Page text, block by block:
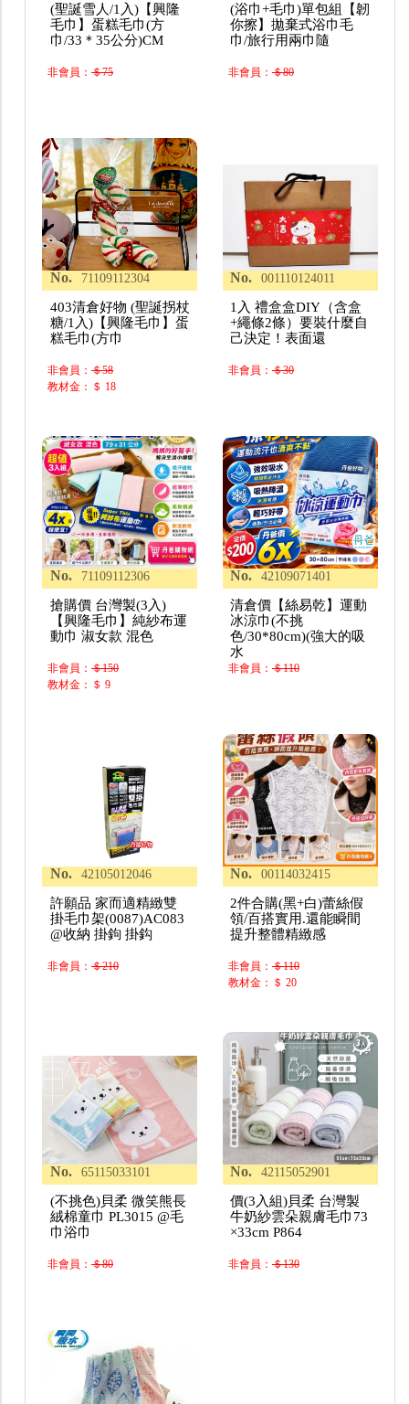
(聖誕雪人/1入)【興隆
毛巾】蛋糕毛巾(方
巾/33＊35公分)CM
非會員：＄75
(浴巾+毛巾)單包組【韌
你擦】拋棄式浴巾毛
巾/旅行用兩巾隨
非會員：＄80
No. 71109112304
403清倉好物 (聖誕拐杖
糖/1入)【興隆毛巾】蛋
糕毛巾(方巾
非會員：＄58
教材金：＄ 18
No. 001110124011
1入 禮盒盒DIY（含盒
+繩條2條）要裝什麼自
己決定！表面還
非會員：＄30
No. 71109112306
搶購價 台灣製(3入)
【興隆毛巾】純紗布運
動巾 淑女款 混色
非會員：＄150
教材金：＄ 9
No. 42109071401
清倉價【絲易乾】運動
冰涼巾(不挑
色/30*80cm)(強大的吸
水
非會員：＄110
No. 42105012046
許願品 家而適精緻雙
掛毛巾架(0087)AC083
@收納 掛鉤 掛鈎
非會員：＄210
No. 00114032415
2件合購(黑+白)蕾絲假
領/百搭實用.還能瞬間
提升整體精緻感
非會員：＄110
教材金：＄ 20
No. 65115033101
(不挑色)貝柔 微笑熊長
絨棉童巾 PL3015 @毛
巾浴巾
非會員：＄80
No. 42115052901
價(3入組)貝柔 台灣製
牛奶紗雲朵親膚毛巾73
×33cm P864
非會員：＄130